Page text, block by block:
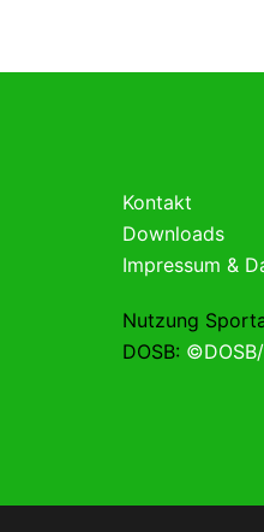
Kontakt
Downloads
Impressum &
Nutzung
DOSB: